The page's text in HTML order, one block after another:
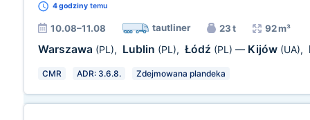
4 godziny temu
10.08–11.08 tautliner 23 t 92 m³
Warszawa (PL), Lublin (PL), Łódź (PL) — Kijów (UA),
CMR ADR: 3.6.8. Zdejmowana plandeka